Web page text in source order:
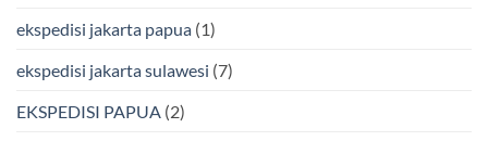
ekspedisi jakarta papua (1)
ekspedisi jakarta sulawesi (7)
EKSPEDISI PAPUA (2)